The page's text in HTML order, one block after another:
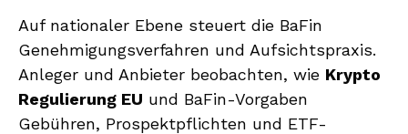
Auf nationaler Ebene steuert die BaFin
Genehmigungsverfahren und Aufsichtspraxis.
Anleger und Anbieter beobachten, wie Krypto
Regulierung EU und BaFin-Vorgaben
Gebühren, Prospektpflichten und ETF-